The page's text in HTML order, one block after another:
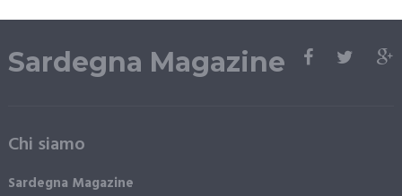
Sardegna Magazine
Chi siamo
Sardegna Magazine